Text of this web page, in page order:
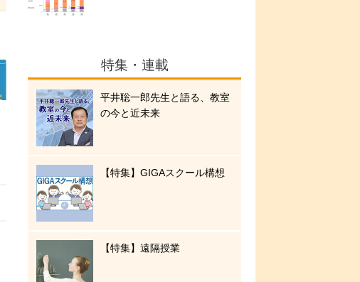
特集・連載
平井聡一郎先生と語る、教室
の今と近未来
【特集】GIGAスクール構想
【特集】遠隔授業